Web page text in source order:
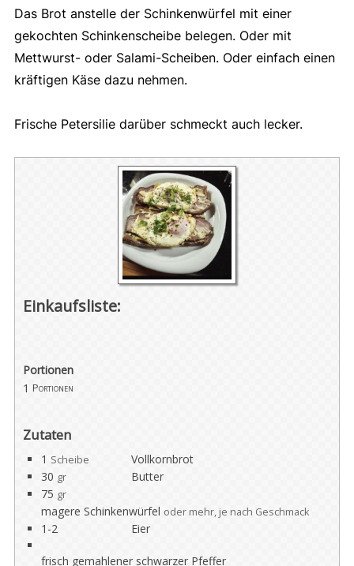
Das Brot anstelle der Schinkenwürfel mit einer
gekochten Schinkenscheibe belegen. Oder mit
Mettwurst- oder Salami-Scheiben. Oder einfach einen
kräftigen Käse dazu nehmen.
Frische Petersilie darüber schmeckt auch lecker.
Einkaufsliste:
Portionen
1 Portionen
Zutaten
1 Scheibe
Vollkornbrot
30 gr
Butter
75 gr
magere Schinkenwürfel oder mehr, je nach Geschmack
1-2 Eier
frisch gemahlener schwarzer Pfeffer